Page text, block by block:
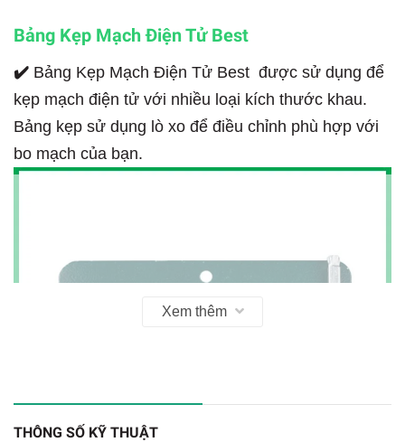
Bảng Kẹp Mạch Điện Tử Best
✔️ Bảng Kẹp Mạch Điện Tử Best được sử dụng để
kẹp mạch điện tử với nhiều loại kích thước khau.
Bảng kẹp sử dụng lò xo để điều chỉnh phù hợp với
bo mạch của bạn.
Xem thêm
THÔNG SỐ KỸ THUẬT